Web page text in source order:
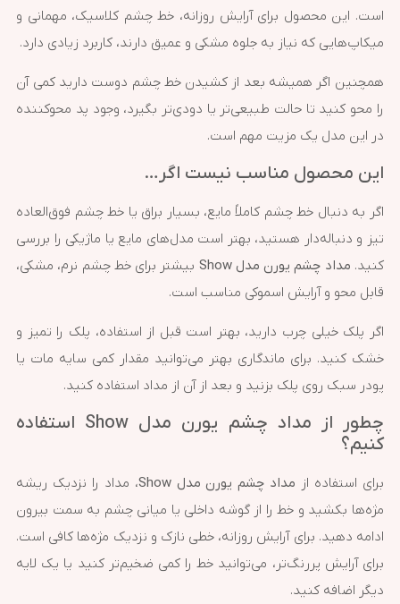
است. این محصول برای آرایش روزانه، خط چشم کلاسیک، مهمانی و
میکاپ‌هایی که نیاز به جلوه مشکی و عمیق دارند، کاربرد زیادی دارد.
همچنین اگر همیشه بعد از کشیدن خط چشم دوست دارید کمی آن
را محو کنید تا حالت طبیعی‌تر یا دودی‌تر بگیرد، وجود پد محوکننده
در این مدل یک مزیت مهم است.
این محصول مناسب نیست اگر…
اگر به دنبال خط چشم کاملاً مایع، بسیار براق یا خط چشم فوق‌العاده
تیز و دنباله‌دار هستید، بهتر است مدل‌های مایع یا ماژیکی را بررسی
کنید. مداد چشم یورن مدل Show
بیشتر برای خط چشم نرم، مشکی،
قابل محو و آرایش اسموکی مناسب است.
اگر پلک خیلی چرب دارید، بهتر است قبل از استفاده، پلک را تمیز و
خشک کنید. برای ماندگاری بهتر می‌توانید مقدار کمی سایه مات یا
پودر سبک روی پلک بزنید و بعد از آن از مداد استفاده کنید.
چطور از مداد چشم یورن مدل Show استفاده
کنیم؟
برای استفاده از مداد چشم یورن مدل Show
، مداد را نزدیک ریشه
مژه‌ها بکشید و خط را از گوشه داخلی یا میانی چشم به سمت بیرون
ادامه دهید. برای آرایش روزانه، خطی نازک و نزدیک مژه‌ها کافی است.
برای آرایش پررنگ‌تر، می‌توانید خط را کمی ضخیم‌تر کنید یا یک لایه
دیگر اضافه کنید.